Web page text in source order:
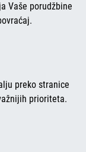
Vaše porudžbine
preko stranice
prioriteta.